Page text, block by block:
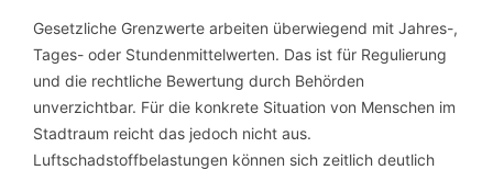
Gesetzliche Grenzwerte arbeiten überwiegend mit Jahres-,
Tages- oder Stundenmittelwerten. Das ist für Regulierung
und die rechtliche Bewertung durch Behörden
unverzichtbar. Für die konkrete Situation von Menschen im
Stadtraum reicht das jedoch nicht aus.
Luftschadstoffbelastungen können sich zeitlich deutlich